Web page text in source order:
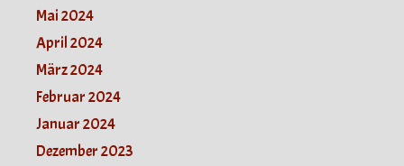
Mai 2024
April 2024
März 2024
Februar 2024
Januar 2024
Dezember 2023